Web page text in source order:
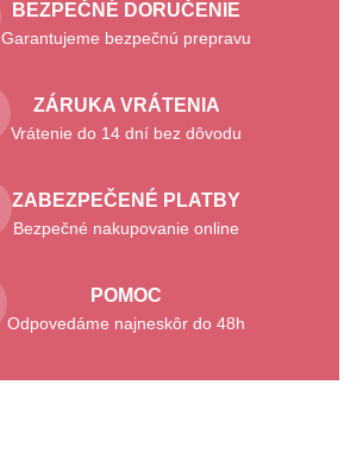
BEZPEČNÉ DORUČENIE
Garantujeme bezpečnú prepravu
ZÁRUKA VRÁTENIA
Vrátenie do 14 dní bez dôvodu
ZABEZPEČENÉ PLATBY
Bezpečné nakupovanie online
POMOC
Odpovedáme najneskôr do 48h